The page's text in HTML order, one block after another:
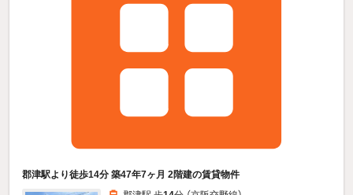
郡津駅より徒歩14分 築47年7ヶ月 2階建の賃貸物件